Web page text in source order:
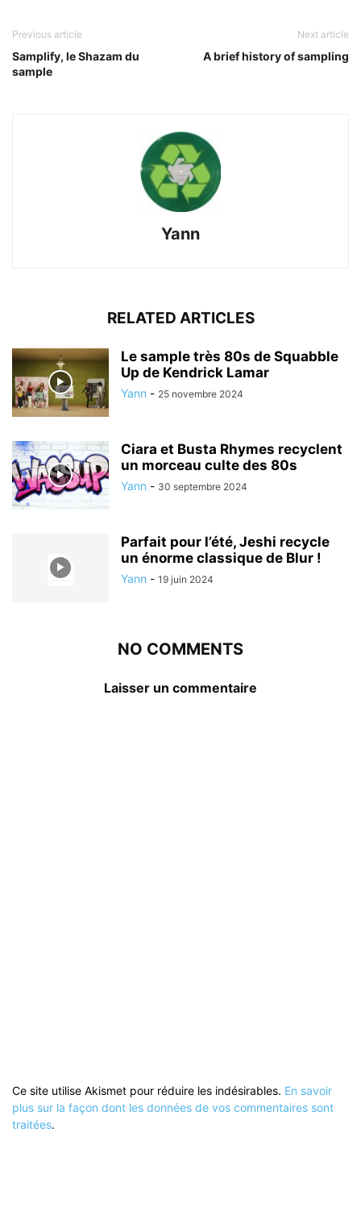
Previous article
Samplify, le Shazam du
sample
Next article
A brief history of sampling
Yann
RELATED ARTICLES
Le sample très 80s de Squabble
Up de Kendrick Lamar
Yann - 25 novembre 2024
Ciara et Busta Rhymes recyclent
un morceau culte des 80s
Yann - 30 septembre 2024
Parfait pour l’été, Jeshi recycle
un énorme classique de Blur !
Yann - 19 juin 2024
NO COMMENTS
Laisser un commentaire
Ce site utilise Akismet pour réduire les indésirables. En savoir
plus sur la façon dont les données de vos commentaires sont
traitées.